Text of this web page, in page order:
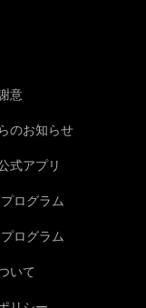
意
のお知らせ
式アプリ
ログラム
ログラム
いて